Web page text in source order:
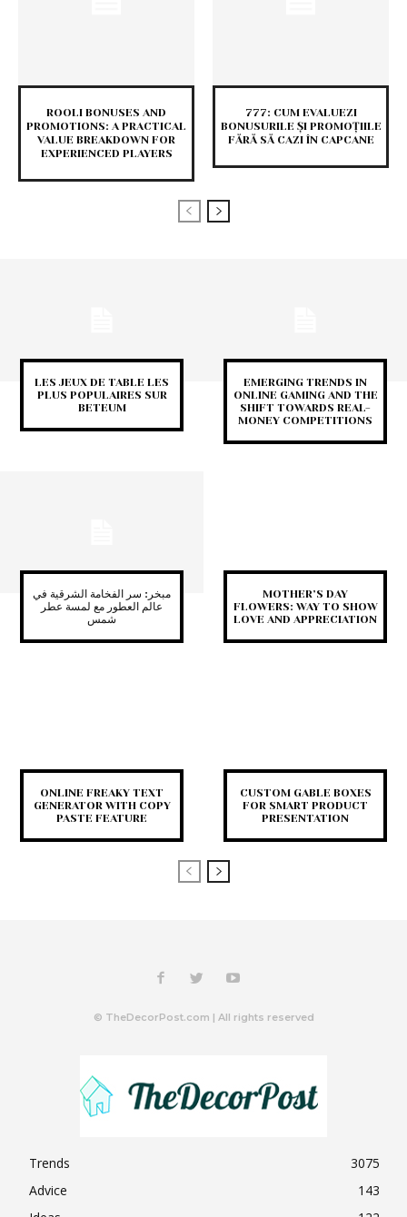
ROOLI BONUSES AND
PROMOTIONS: A PRACTICAL
VALUE BREAKDOWN FOR
EXPERIENCED PLAYERS
777: CUM EVALUEZI
BONUSURILE ȘI PROMOȚIILE
FĂRĂ SĂ CAZI ÎN CAPCANE
LES JEUX DE TABLE LES
PLUS POPULAIRES SUR
BETEUM
EMERGING TRENDS IN
ONLINE GAMING AND THE
SHIFT TOWARDS REAL-
MONEY COMPETITIONS
مبخر: سر الفخامة الشرقية في
عالم العطور مع لمسة عطر
شمس
MOTHER’S DAY
FLOWERS: WAY TO SHOW
LOVE AND APPRECIATION
ONLINE FREAKY TEXT
GENERATOR WITH COPY
PASTE FEATURE
CUSTOM GABLE BOXES
FOR SMART PRODUCT
PRESENTATION
© TheDecorPost.com | All rights reserved
Trends
3075
Advice
143